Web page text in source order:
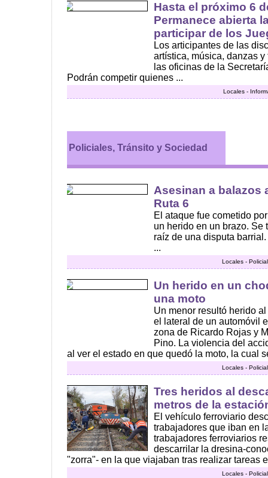
Hasta el próximo 6
Permanece abierta
participar de los
Los articipantes de las
artística, música, danzas
las oficinas de la
Podrán competir quienes ...
Locales -
Policiales, Tránsito y Sociedad
Asesinan a balazos
Ruta 6
El ataque fue cometido
un herido en un brazo. Se
raíz de una disputa
...
Locales -
Un herido en un
una moto
Un menor resultó herido
el lateral de un automóvil
zona de Ricardo Rojas y
Pino. La violencia del
al ver el estado en que quedó la moto, la cual
Locales -
Tres heridos al
metros de la
El vehículo ferroviario
trabajadores que iban en
trabajadores ferroviarios
descarrilar la dresina-
"zorra"- en la que viajaban tras realizar tareas
Locales -